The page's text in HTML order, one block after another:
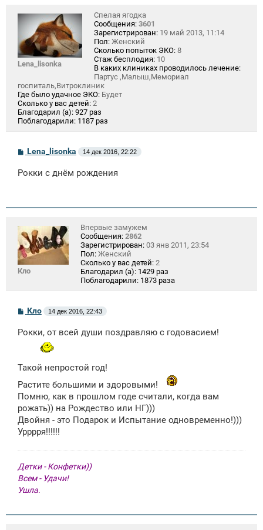
Lena_lisonka
Спелая ягодка
Сообщения: 3601
Зарегистрирован: 19 май 2013, 11:14
Пол: Женский
Сколько попыток ЭКО: 8
Стаж бесплодия: 10
В каких клиниках проводилось лечение:
Партус ,Малыш,Мемориал
госпиталь,Витроклиник
Где было удачное ЭКО: Будет
Сколько у вас детей: 2
Благодарил (а): 927 раз
Поблагодарили: 1187 раз
С
б
и
Lena_lisonka 14 дек 2016, 22:22
Рокки с днём рождения
Кло
Впервые замужем
Сообщения: 2862
Зарегистрирован: 03 янв 2011, 23:54
Пол: Женский
Сколько у вас детей: 2
Благодарил (а): 1429 раз
Поблагодарили: 1873 раза
С
б
и
Кло 14 дек 2016, 22:43
Рокки, от всей души поздравляю с годовасием!
Такой непростой год!
Растите большими и здоровыми!
Помню, как в прошлом годе считали, когда вам
рожать)) на Рождество или НГ)))
Двойня - это Подарок и Испытание одновременно!)))
Урррря!!!!!!
Детки - Конфетки))
Всем - Удачи!
Ушла.